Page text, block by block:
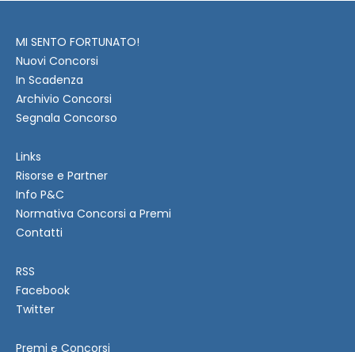
MI SENTO FORTUNATO!
Nuovi Concorsi
In Scadenza
Archivio Concorsi
Segnala Concorso
Links
Risorse e Partner
Info P&C
Normativa Concorsi a Premi
Contatti
RSS
Facebook
Twitter
Premi e Concorsi